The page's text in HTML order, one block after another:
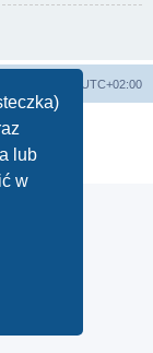
lub
w
UTC+02:00
Limited